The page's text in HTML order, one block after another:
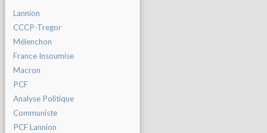
Lannion
CCCP-Tregor
Mélenchon
France Insoumise
Macron
PCF
Analyse Politique
Communiste
PCF Lannion